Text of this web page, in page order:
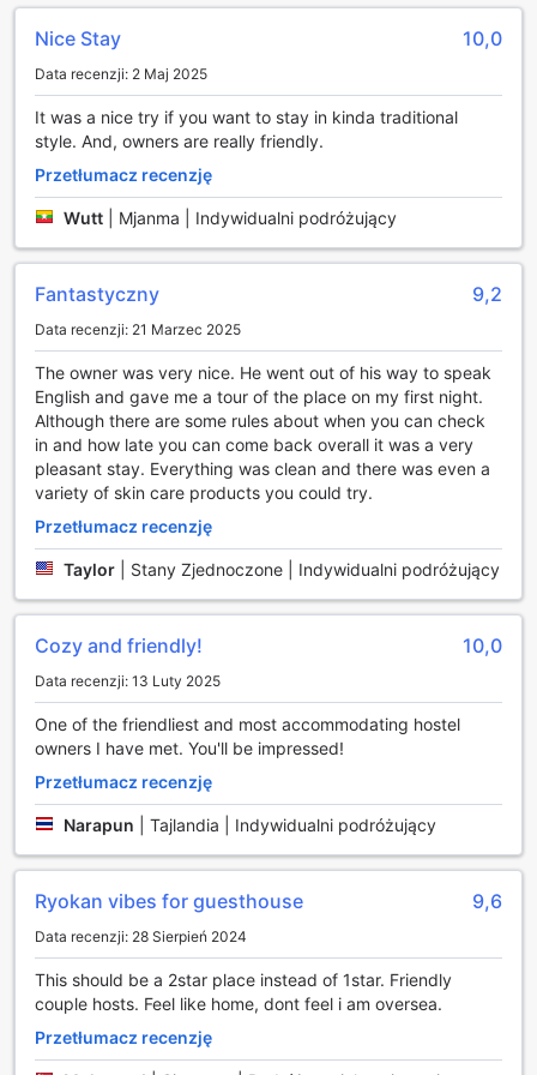
szukasz inspiracji, czy po prostu chwili wytchnienia,
GuestHouse FUTARENO oferuje idealne warunki do
odpoczynku i rozwijania swoich zainteresowań.
Udogodnienia w GuestHouse FUTARENO: Komfort i
Bezpieczeństwo
W GuestHouse FUTARENO w Jokohamie, komfort i
które umożliwiają bezpieczne przechowywanie
wartościowych przedmiotów, co daje poczucie spokoju
się swoim czasem w Japonii, wiedząc, że ich rzeczy są
odpowiednio zabezpieczone.
Dodatkowo, obiekt zapewnia bezpłatne Wi-Fi we
wszystkich pokojach oraz w przestrzeniach publicznych,
co pozwala na łatwe połączenie z internetem i pozostanie
w kontakcie z bliskimi lub planowanie kolejnych przygód.
W GuestHouse FUTARENO dostępne jest również
przechowywanie bagażu, co jest niezwykle wygodne dla
tych, którzy przybywają wcześniej lub planują dłuższe
zwiedzanie po wymeldowaniu. Codzienne sprzątanie pokoi
gwarantuje świeżość i czystość, co sprawia, że każdy
pobyt staje się jeszcze bardziej komfortowy.
Udogodnienia pokoi w GuestHouse FUTARENO
W GuestHouse FUTARENO w Jokohamie każdy pokój
został zaprojektowany z myślą o komforcie i wygodzie
gości. Klimatyzacja zapewnia idealną temperaturę przez
po dniu pełnym zwiedzania. Dodatkowo, każdy pokój
wyposażony jest w suszarkę do włosów, co ułatwia
przygotowanie się do wyjścia oraz w lodówkę, która
pozwala na przechowywanie ulubionych napojów i
przekąsek.
Goście mogą cieszyć się możliwością parzenia kawy lub
herbaty dzięki dostępnym w pokojach ekspresom do kawy
oraz zestawom do parzenia herbaty. Dla dodatkowego
komfortu, w pokojach znajdują się także bezpłatne kawy
rozpuszczalne i herbaty, które umilą każdy poranek.
Wysokiej jakości pościel oraz ręczniki zapewniają poczucie
luksusu, a starannie dobrane kosmetyki w łazience dodają
Nice Stay 10,0
Data recenzji: 2 Maj 2025
It was a nice try if you want to stay in kinda traditional
style. And, owners are really friendly.
Przetłumacz recenzję
Wutt Mjanma | Indywidualni podróżujący
Fantastyczny 9,2
Data recenzji: 21 Marzec 2025
The owner was very nice. He went out of his way to speak
English and gave me a tour of the place on my first night.
Although there are some rules about when you can check
in and how late you can come back overall it was a very
pleasant stay. Everything was clean and there was even a
variety of skin care products you could try.
Przetłumacz recenzję
Taylor Stany Zjednoczone | Indywidualni podróżujący
Cozy and friendly! 10,0
Data recenzji: 13 Luty 2025
One of the friendliest and most accommodating hostel
owners I have met. You'll be impressed!
Przetłumacz recenzję
Narapun Tajlandia | Indywidualni podróżujący
Ryokan vibes for guesthouse 9,6
Data recenzji: 28 Sierpień 2024
This should be a 2star place instead of 1star. Friendly
couple hosts. Feel like home, dont feel i am oversea.
Przetłumacz recenzję